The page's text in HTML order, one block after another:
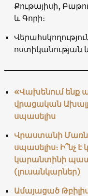
Քութայիսի,
և Գորի։
ոստիկանության
«Վախենում ենք
վրացական
սպասելիս
Վրաստանի
սպասելիս։ Ի՞նչ
կարանտինի
(լուսանկարներ)
Ամայացած